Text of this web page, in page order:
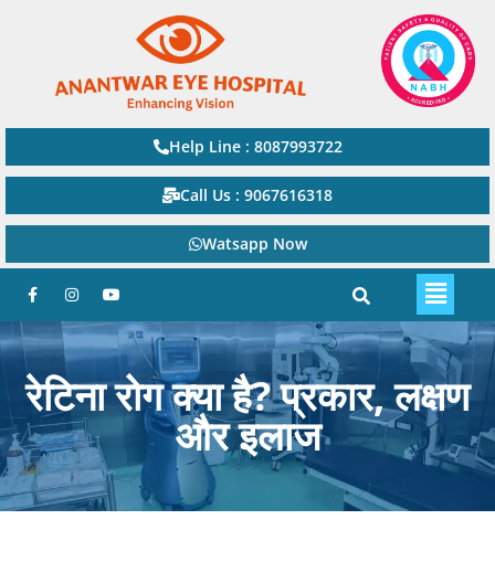
Help Line : 8087993722
Call Us : 9067616318
Watsapp Now
रेटिना रोग क्या है? प्रकार, लक्षण
और इलाज